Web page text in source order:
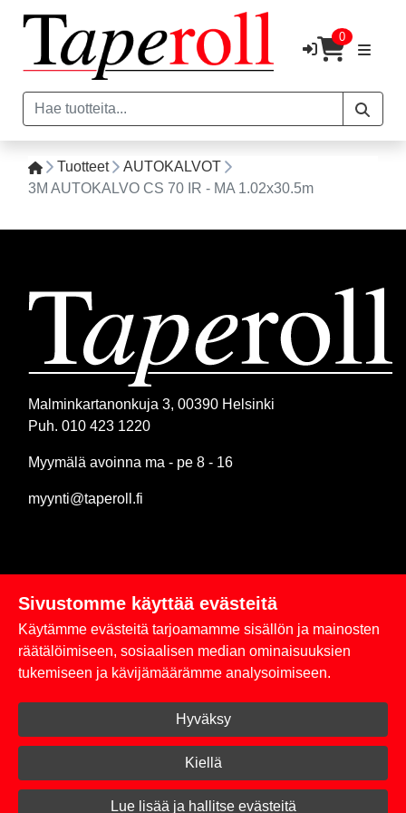
0
Tuotteet
AUTOKALVOT
3M AUTOKALVO CS 70 IR - MA 1.02x30.5m
Malminkartanonkuja 3, 00390 Helsinki
Puh. 010 423 1220
Myymälä avoinna ma - pe 8 - 16
myynti@taperoll.fi
Linkit
Rekisteriseloste
Toimitus- ja maksuehdot
Kirjaudu sisään
© 2026 Taperoll
Sivustomme käyttää evästeitä
Käytämme evästeitä tarjoamamme sisällön ja mainosten
räätälöimiseen, sosiaalisen median ominaisuuksien
tukemiseen ja kävijämäärämme analysoimiseen.
Hyväksy
Kiellä
Lue lisää ja hallitse evästeitä